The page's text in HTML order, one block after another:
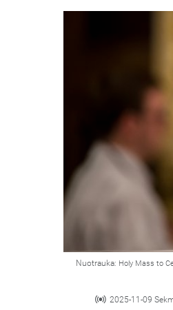
Nuotrauka: Holy Mass to
2025-11-09